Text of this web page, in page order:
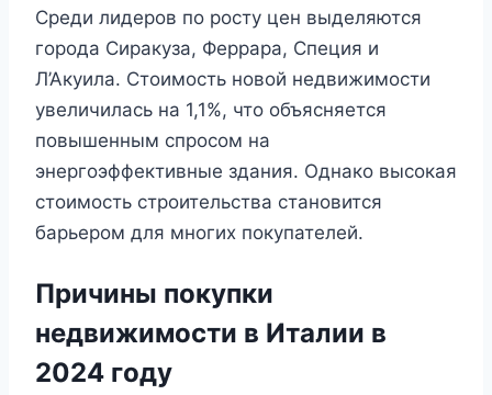
Среди лидеров по росту цен выделяются
города Сиракуза, Феррара, Специя и
Л’Акуила. Стоимость новой недвижимости
увеличилась на 1,1%, что объясняется
повышенным спросом на
энергоэффективные здания. Однако высокая
стоимость строительства становится
барьером для многих покупателей.
Причины покупки
недвижимости в Италии в
2024 году